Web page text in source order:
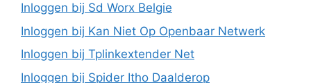
Inloggen bij Sd Worx Belgie
Inloggen bij Kan Niet Op Openbaar Netwerk
Inloggen bij Tplinkextender Net
Inloggen bij Spider Itho Daalderop